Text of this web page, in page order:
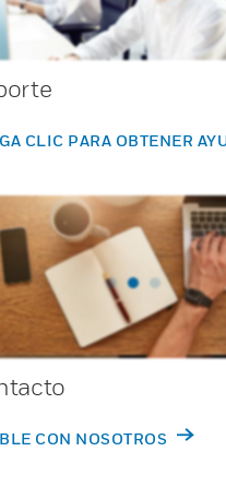
CLIC PARA OBTENER
CON NOSOTROS